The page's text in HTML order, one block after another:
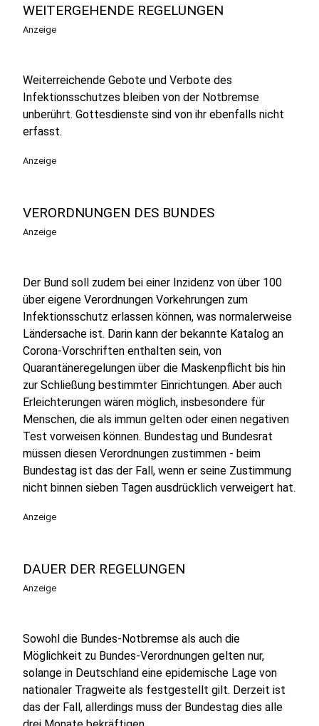
WEITERGEHENDE REGELUNGEN
Anzeige
Weiterreichende Gebote und Verbote des
Infektionsschutzes bleiben von der Notbremse
unberührt. Gottesdienste sind von ihr ebenfalls nicht
erfasst.
Anzeige
VERORDNUNGEN DES BUNDES
Anzeige
Der Bund soll zudem bei einer Inzidenz von über 100
über eigene Verordnungen Vorkehrungen zum
Infektionsschutz erlassen können, was normalerweise
Ländersache ist. Darin kann der bekannte Katalog an
Corona-Vorschriften enthalten sein, von
Quarantäneregelungen über die Maskenpflicht bis hin
zur Schließung bestimmter Einrichtungen. Aber auch
Erleichterungen wären möglich, insbesondere für
Menschen, die als immun gelten oder einen negativen
Test vorweisen können. Bundestag und Bundesrat
müssen diesen Verordnungen zustimmen - beim
Bundestag ist das der Fall, wenn er seine Zustimmung
nicht binnen sieben Tagen ausdrücklich verweigert hat.
Anzeige
DAUER DER REGELUNGEN
Anzeige
Sowohl die Bundes-Notbremse als auch die
Möglichkeit zu Bundes-Verordnungen gelten nur,
solange in Deutschland eine epidemische Lage von
nationaler Tragweite als festgestellt gilt. Derzeit ist
das der Fall, allerdings muss der Bundestag dies alle